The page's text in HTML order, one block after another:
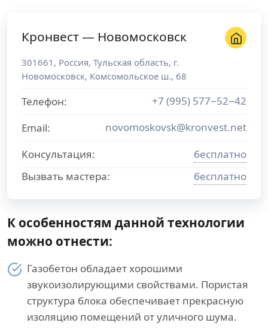
Кронвест — Новомосковск
301661 , Россия, Тульская область, г.
Новомосковск, Комсомольское ш., 68
Телефон:
+7 (995) 577−52−42
Email:
novomoskovsk@kronvest.net
Консультация:
бесплатно
Вызвать мастера:
бесплатно
К особенностям данной технологии
можно отнести:
Газобетон обладает хорошими
звукоизолирующими свойствами. Пористая
структура блока обеспечивает прекрасную
изоляцию помещений от уличного шума.